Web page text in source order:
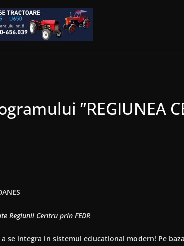
”REGIUNEA
Regiunii Centru prin FEDR
se integra in sistemul educational modern! Pe